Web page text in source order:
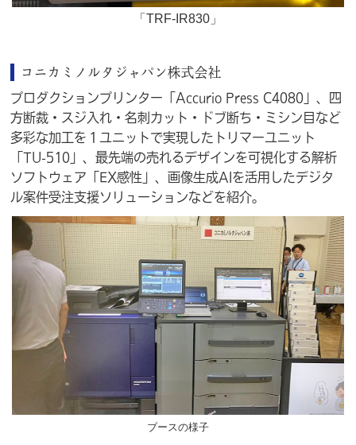
「TRF-IR830」
コニカミノルタジャパン株式会社
プロダクションプリンター「Accurio Press C4080」、四
方断裁・スジ入れ・名刺カット・ドブ断ち・ミシン目など
多彩な加工を１ユニットで実現したトリマーユニット
「TU-510」、最先端の売れるデザインを可視化する解析
ソフトウェア「EX感性」、画像生成AIを活用したデジタ
ル案件受注支援ソリューションなどを紹介。
ブースの様子